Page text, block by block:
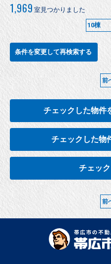
1,969 室見つかりました
条件を変更して再検索する
前
チェックした物件
チェックした物
チェッ
前